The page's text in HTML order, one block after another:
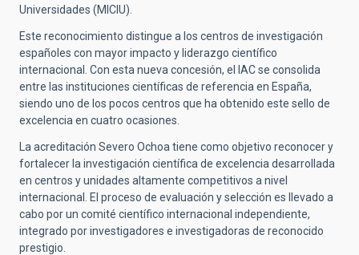
Universidades (MICIU).
Este reconocimiento distingue a los centros de investigación
españoles con mayor impacto y liderazgo científico
internacional. Con esta nueva concesión, el IAC se consolida
entre las instituciones científicas de referencia en España,
siendo uno de los pocos centros que ha obtenido este sello de
excelencia en cuatro ocasiones.
La acreditación Severo Ochoa tiene como objetivo reconocer y
fortalecer la investigación científica de excelencia desarrollada
en centros y unidades altamente competitivos a nivel
internacional. El proceso de evaluación y selección es llevado a
cabo por un comité científico internacional independiente,
integrado por investigadores e investigadoras de reconocido
prestigio.